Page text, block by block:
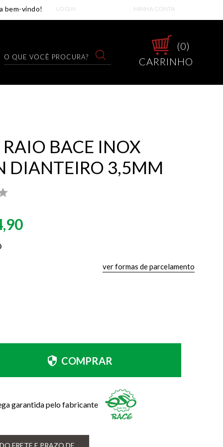
LOGIN MINHA CONTA
CARRINHO
0
BACE INOX
DIANTEIRO 3,5MM
ver formas de parcelamento
COMPRAR
garantida pelo fabricante